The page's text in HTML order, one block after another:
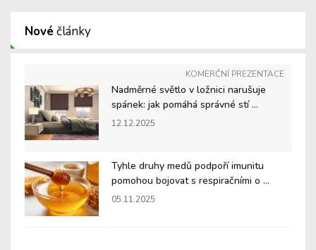
Nové články
KOMERČNÍ PREZENTACE
Nadměrné světlo v ložnici narušuje
spánek: jak pomáhá správné stí ...
12.12.2025
Tyhle druhy medů podpoří imunitu
pomohou bojovat s respiračními o ...
05.11.2025